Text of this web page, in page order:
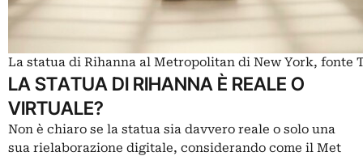
La statua di Rihanna al Metropolitan di New York, fonte
LA STATUA DI RIHANNA È REALE O
VIRTUALE?
Non è chiaro se la statua sia davvero reale o solo una
sua rielaborazione digitale, considerando come il Met